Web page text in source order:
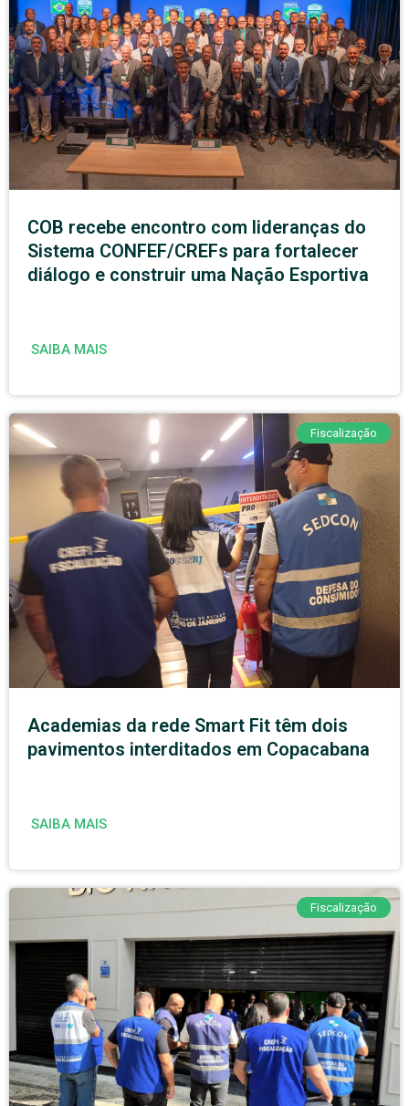
COB recebe encontro com lideranças do
Sistema CONFEF/CREFs para fortalecer
diálogo e construir uma Nação Esportiva
SAIBA MAIS
Fiscalização
Academias da rede Smart Fit têm dois
pavimentos interditados em Copacabana
SAIBA MAIS
Fiscalização